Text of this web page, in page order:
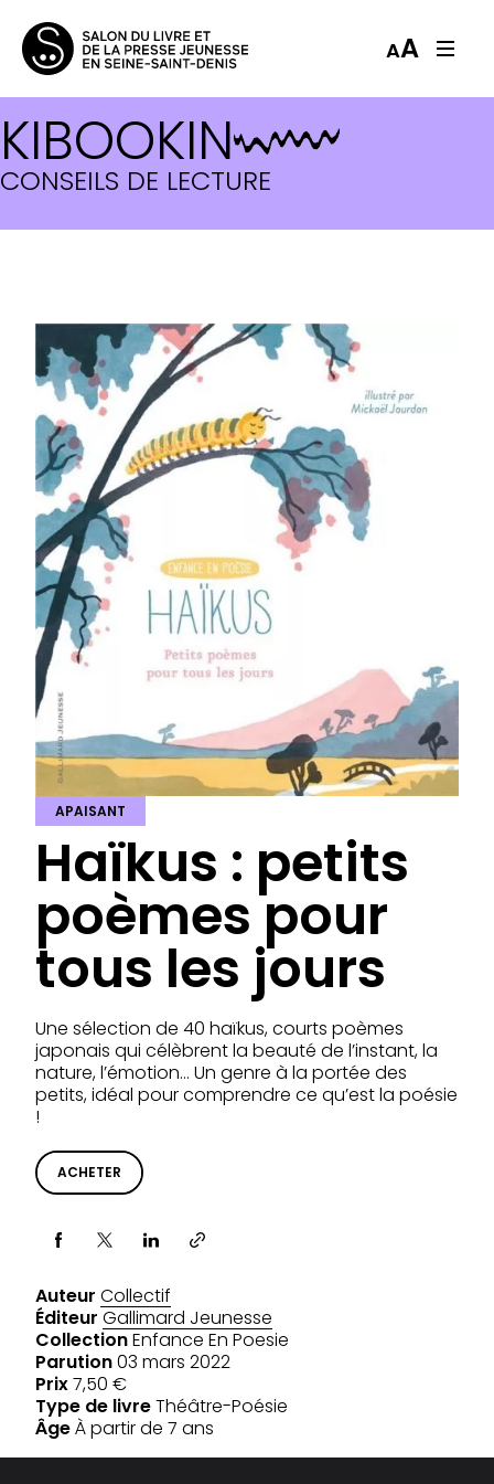
AA
KIBOOKIN
CONSEILS DE LECTURE
APAISANT
Haïkus : petits
poèmes pour
tous les jours
Une sélection de 40 haïkus, courts poèmes
japonais qui célèbrent la beauté de l’instant, la
nature, l’émotion… Un genre à la portée des
petits, idéal pour comprendre ce qu’est la poésie
!
ACHETER
Partager via
Auteur Collectif
Éditeur Gallimard Jeunesse
CollectionEnfance En Poesie
Parution03 mars 2022
Prix7,50 €
Type de livreThéâtre-Poésie
ÂgeÀ partir de 7 ans